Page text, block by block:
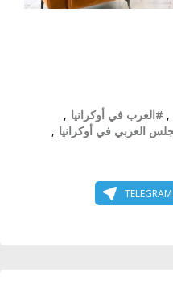
, #العرب في أوكرانيا ,
العربي في أوكرانيا ,
TELEGRAM